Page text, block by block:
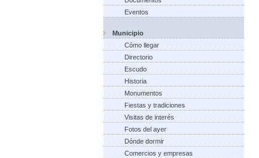
Eventos
Municipio
Cómo llegar
Directorio
Escudo
Historia
Monumentos
Fiestas y tradiciones
Visitas de interés
Fotos del ayer
Dónde dormir
Comercios y empresas